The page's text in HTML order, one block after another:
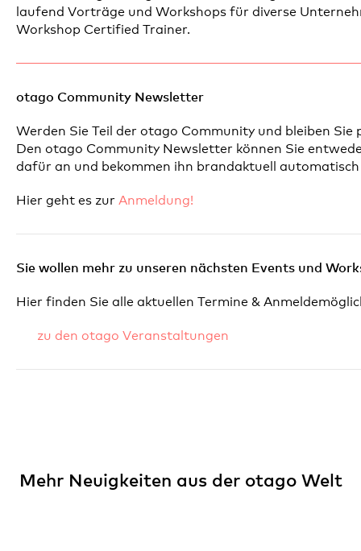
laufend Vorträge und Workshops für diverse
Workshop Certified Trainer.
otago Community Newsletter
Werden Sie Teil der otago Community und bleiben
Den otago Community Newsletter können Sie
dafür an und bekommen ihn brandaktuell
Hier geht es zur Anmeldung!
Sie wollen mehr zu unseren nächsten Events und
Hier finden Sie alle aktuellen Termine &
zu den otago Veranstaltungen
Mehr Neuigkeiten aus der otago Welt